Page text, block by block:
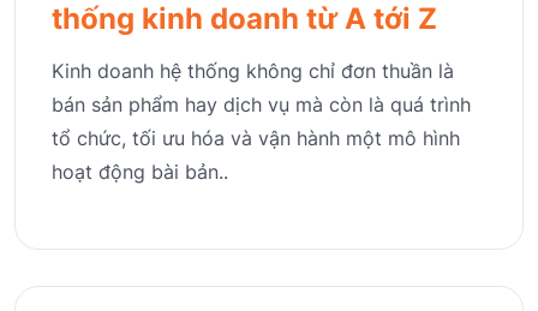
thống kinh doanh từ A tới Z
Kinh doanh hệ thống không chỉ đơn thuần là
bán sản phẩm hay dịch vụ mà còn là quá trình
tổ chức, tối ưu hóa và vận hành một mô hình
hoạt động bài bản..